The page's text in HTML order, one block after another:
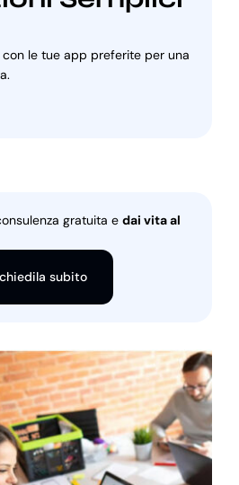
le tue app preferite per una
gratuita e dai vita al
subito